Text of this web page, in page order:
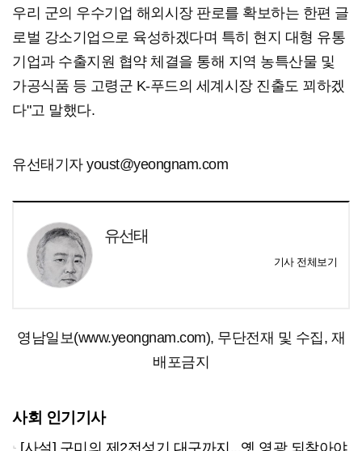
우리 군의 우수기업 해외시장 판로를 확보하는 한편 글
로벌 강소기업으로 육성하겠다며 특히 현지 대형 유통
기업과 수출지원 협약 체결을 통해 지역 농특산물 및
가공식품 등 고령군 K-푸드의 세계시장 진출도 꾀하겠
다"고 말했다.
유선태기자 youst@yeongnam.com
유선태
기사 전체보기
영남일보(www.yeongnam.com), 무단전재 및 수집, 재
배포금지
사회 인기기사
[사설] 구미의 제2전성기 대구까지...옛 영광 되찾아야